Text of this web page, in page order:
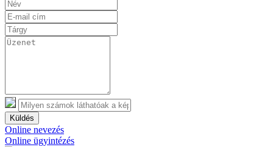
Küldés
Online nevezés
Online ügyintézés